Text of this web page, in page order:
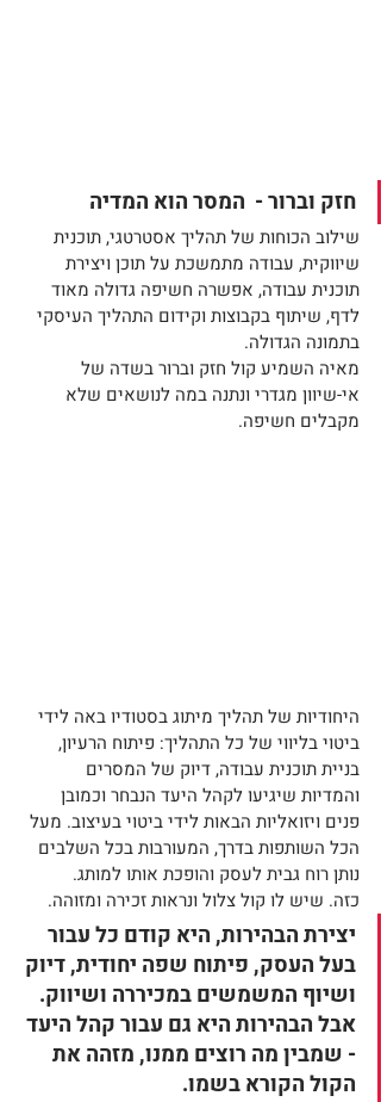
חזק וברור -  המסר הוא המדיה
שילוב הכוחות של תהליך אסטרטגי, תוכנית
שיווקית, עבודה מתמשכת על תוכן ויצירת
תוכנית עבודה, אפשרה חשיפה גדולה מאוד
לדף, שיתוף בקבוצות וקידום התהליך העיסקי
בתמונה הגדולה.
מאיה השמיע קול חזק וברור בשדה של
אי-שיוון מגדרי ונתנה במה לנושאים שלא
מקבלים חשיפה.
היחודיות של תהליך מיתוג בסטודיו באה לידי
ביטוי בליווי של כל התהליך: פיתוח הרעיון,
בניית תוכנית עבודה, דיוק של המסרים
והמדיות שיגיעו לקהל היעד הנבחר וכמובן
פנים ויזואליות הבאות לידי ביטוי בעיצוב. מעל
הכל השותפות בדרך, המעורבות בכל השלבים
נותן רוח גבית לעסק והופכת אותו למותג.
כזה. שיש לו קול צלול ונראות זכירה ומזוהה.
יצירת הבהירות, היא קודם כל עבור
בעל העסק, פיתוח שפה יחודית, דיוק
ושיוף המשמשים במכיררה ושיווק.
אבל הבהירות היא גם עבור קהל היעד
- שמבין מה רוצים ממנו, מזהה את
הקול הקורא בשמו.